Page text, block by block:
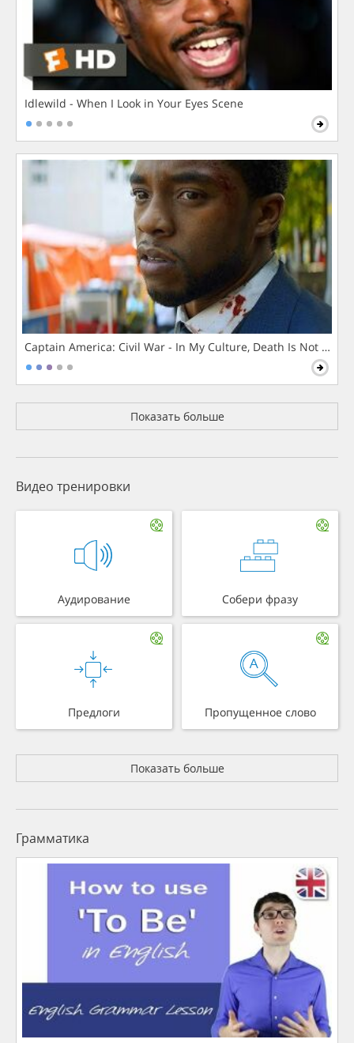
Idlewild - When I Look in Your Eyes Scene
Captain America: Civil War - In My Culture, Death Is Not The
Показать больше
Видео тренировки
Аудирование Собери фразу
Предлоги Пропущенное слово
Показать больше
Грамматика